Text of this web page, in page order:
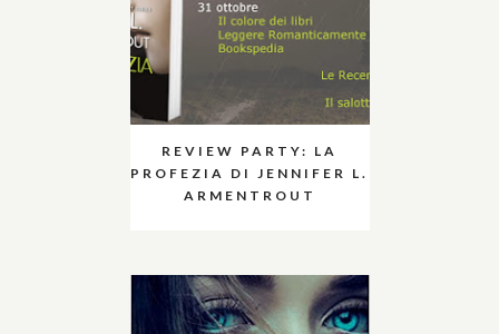
REVIEW PARTY: LA
PROFEZIA DI JENNIFER L.
ARMENTROUT